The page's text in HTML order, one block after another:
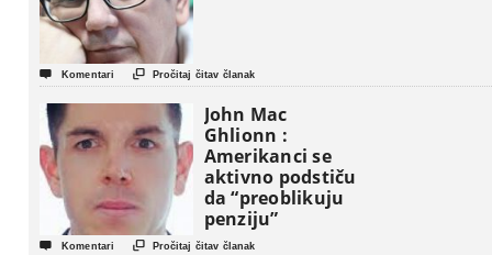
 Komentari  Pročitaj čitav članak
John Mac
Ghlionn :
Amerikanci se
aktivno podstiču
da “preoblikuju
penziju”
 Komentari  Pročitaj čitav članak